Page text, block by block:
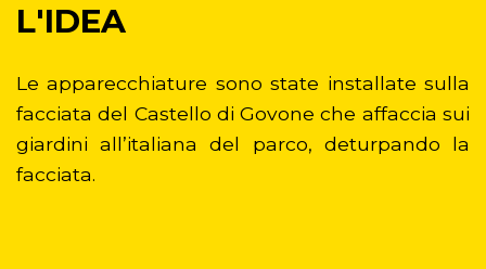
L'IDEA
Le apparecchiature sono state installate sulla
facciata del Castello di Govone che affaccia sui
giardini all’italiana del parco, deturpando la
facciata.